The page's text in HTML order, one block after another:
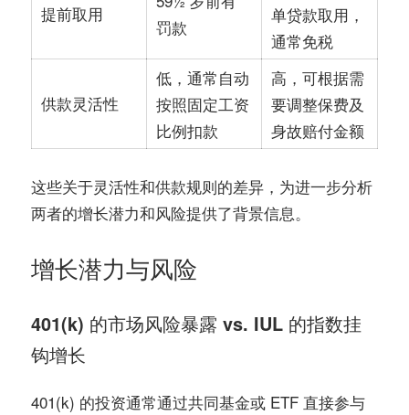
提前取用
罚款
单贷款取用，
通常免税
供款灵活性
低，通常自动
按照固定工资
比例扣款
高，可根据需
要调整保费及
身故赔付金额
这些关于灵活性和供款规则的差异，为进一步分析
两者的增长潜力和风险提供了背景信息。
增长潜力与风险
401(k) 的市场风险暴露 vs. IUL 的指数挂
钩增长
401(k) 的投资通常通过共同基金或 ETF 直接参与